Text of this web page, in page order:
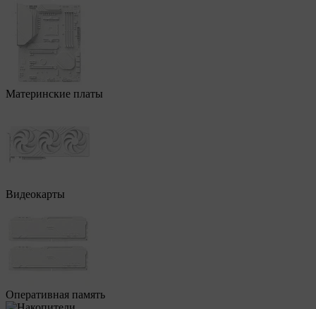
Материнские платы
Видеокарты
Оперативная память